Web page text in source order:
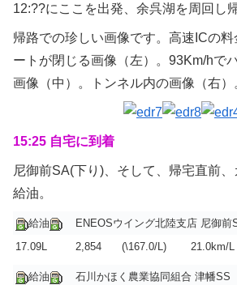
12:??にここを出発、余呉湖を周回し
帰路での珍しい画像です。高速ICの
ートが閉じる画像（左）。93Km/hで
画像（中）。トンネル内の画像（右）
15:25 自宅に到着
尼御前SA(下り)、そして、帰宅直前
給油。
給油
ENEOSウイング北陸支店 尼御前
17.09L
2,854 (\167.0/L) 21.0km/L
給油
石川かほく農業協同組合 津幡SS